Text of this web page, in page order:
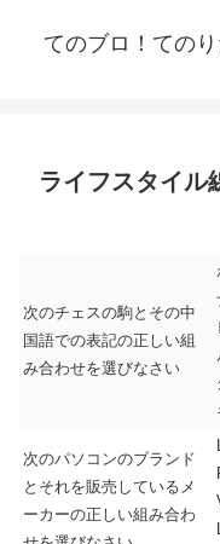
てのブロ！ての
ライフスタイ
次のチェスの駒とその中
国語での表記の正しい組
み合わせを選びなさい
次のパソコンのブランド
とそれを販売しているメ
ーカーの正しい組み合わ